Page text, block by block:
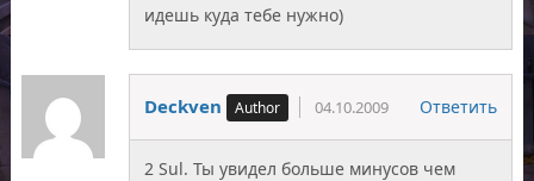
идешь куда тебе нужно)
Deckven 04.10.2009 Ответить
2 Sul. Ты увидел больше минусов чем